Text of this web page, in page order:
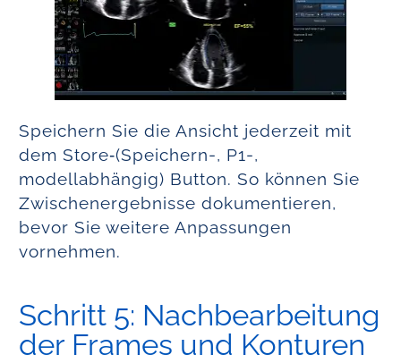
Speichern Sie die Ansicht jederzeit mit
dem Store‑(Speichern-, P1-,
modellabhängig) Button. So können Sie
Zwischenergebnisse dokumentieren,
bevor Sie weitere Anpassungen
vornehmen.
Schritt 5: Nachbearbeitung
der Frames und Konturen